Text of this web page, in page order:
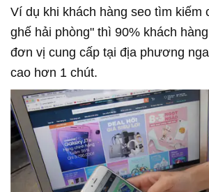
Ví dụ khi khách hàng seo tìm kiếm
ghế hải phòng" thì 90% khách
đơn vị cung cấp tại địa phương
cao hơn 1 chút.